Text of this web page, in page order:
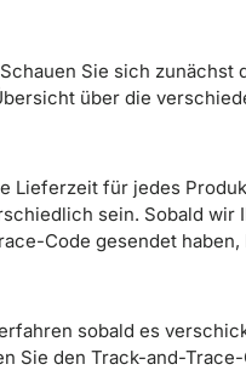
Sie sich zunächst
über die
Lieferzeit für jedes
sein. Sobald wir
Code gesendet haben,
sobald es
Sie den Track-and-